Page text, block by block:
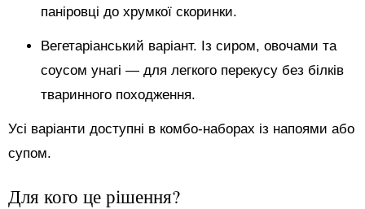
паніровці до хрумкої скоринки.
Вегетаріанський варіант. Із сиром, овочами та
соусом унагі — для легкого перекусу без білків
тваринного походження.
Усі варіанти доступні в комбо-наборах із напоями або
супом.
Для кого це рішення?